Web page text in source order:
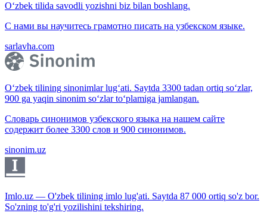
O‘zbek tilida savodli yozishni biz bilan boshlang.
С нами вы научитесь грамотно писать на узбекском языке.
sarlavha.com
O‘zbek tilining sinonimlar lug‘ati. Saytda 3300 tadan ortiq so‘zlar,
900 ga yaqin sinonim so‘zlar to‘plamiga jamlangan.
Словарь синонимов узбекского языка на нашем сайте
содержит более 3300 слов и 900 синонимов.
sinonim.uz
Imlo.uz — O'zbek tilining imlo lug'ati. Saytda 87 000 ortiq so'z bor.
So'zning to'g'ri yozilishini tekshiring.